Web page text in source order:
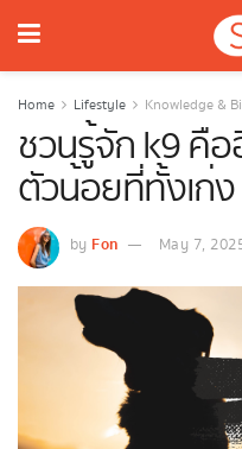
Home Lifestyle Knowledge &
ชวนรู้จัก k9 คื
ตัวน้อยที่ทั้งเก่
by Fon May 7,